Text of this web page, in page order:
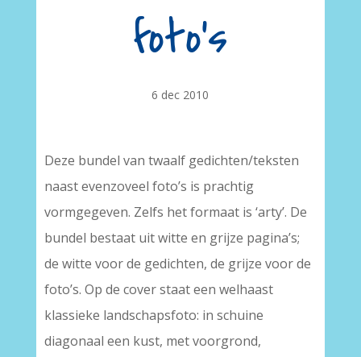
foto's
6 dec 2010
Deze bundel van twaalf gedichten/teksten
naast evenzoveel foto’s is prachtig
vormgegeven. Zelfs het formaat is ‘arty’. De
bundel bestaat uit witte en grijze pagina’s;
de witte voor de gedichten, de grijze voor de
foto’s. Op de cover staat een welhaast
klassieke landschapsfoto: in schuine
diagonaal een kust, met voorgrond,